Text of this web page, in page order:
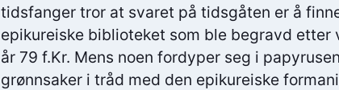
tidsfanger tror at svaret på tidsgåten er å
epikureiske biblioteket som ble begravd etter
år 79 f.Kr. Mens noen fordyper seg i
grønnsaker i tråd med den epikureiske